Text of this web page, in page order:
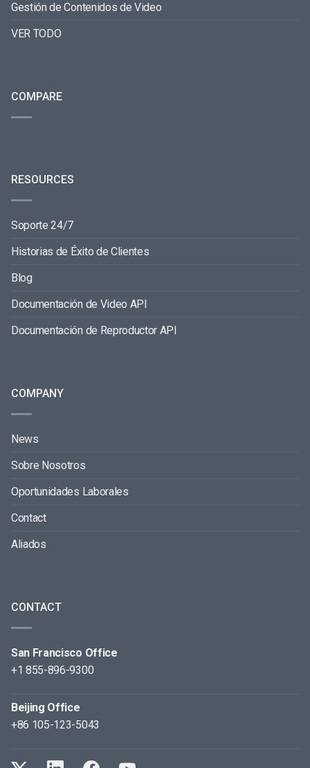
Gestión de Contenidos de Video
VER TODO
COMPARE
RESOURCES
Soporte 24/7
Historias de Éxito de Clientes
Blog
Documentación de Video API
Documentación de Reproductor API
COMPANY
News
Sobre Nosotros
Oportunidades Laborales
Contact
Aliados
CONTACT
San Francisco Office
+1 855-896-9300
Beijing Office
+86 105-123-5043